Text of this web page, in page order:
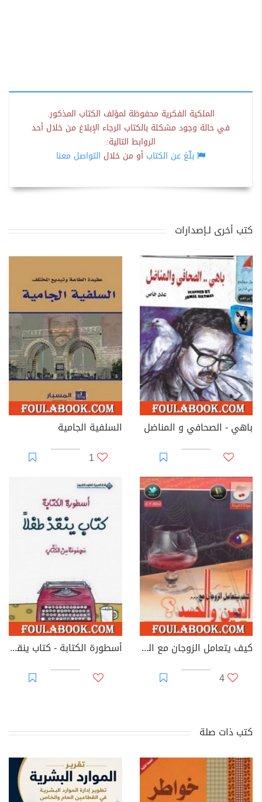
الملكية الفكرية محفوظة لمؤلف الكتاب المذكور.
في حالة وجود مشكلة بالكتاب الرجاء الإبلاغ من خلال أحد
الروابط التالية:
بلّغ عن الكتاب أو من خلال التواصل معنا
كتب أخرى لـإصدارات
باهي - الصحافي و المناضل
السلفية الجامية
1
كيف يتعامل الزوجان مع العين والحسد؟
4
أسطورة الكتابة - كتاب ينقذ طفلا
كتب ذات صلة